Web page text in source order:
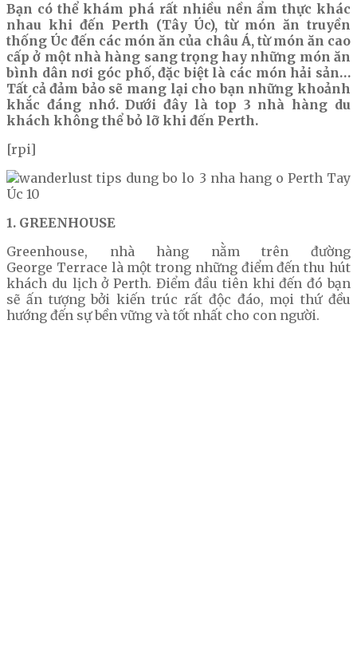
Bạn có thể khám phá rất nhiều nền ẩm thực khác
nhau khi đến Perth (Tây Úc), từ món ăn truyền
thống Úc đến các món ăn của châu Á, từ món ăn cao
cấp ở một nhà hàng sang trọng hay những món ăn
bình dân nơi góc phố, đặc biệt là các món hải sản…
Tất cả đảm bảo sẽ mang lại cho bạn những khoảnh
khắc đáng nhớ. Dưới đây là top 3 nhà hàng du
khách không thể bỏ lỡ khi đến Perth.
[rpi]
1. GREENHOUSE
Greenhouse, nhà hàng nằm trên đường
George Terrace là một trong những điểm đến thu hút
khách du lịch ở Perth. Điểm đầu tiên khi đến đó bạn
sẽ ấn tượng bởi kiến trúc rất độc đáo, mọi thứ đều
hướng đến sự bền vững và tốt nhất cho con người.